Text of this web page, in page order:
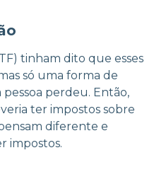
tinham dito que esses
só uma forma de
perdeu. Então,
ter impostos sobre
diferente e
impostos.